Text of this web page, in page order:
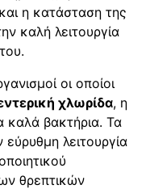
η κατάσταση της
καλή λειτουργία
οι οποίοι
χλωρίδα, η
καλά βακτήρια. Τα
λειτουργία
θρεπτικών